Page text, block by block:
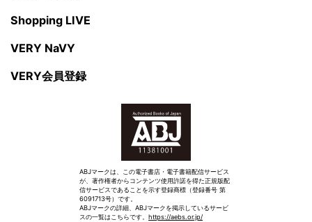
Shopping LIVE
VERY NaVY
VERY会員登録
ABJマークは、この電子書店・電子書籍配信サービス
が、著作権者からコンテンツ使用許諾を得た正規版配
信サービスであることを示す登録商標（登録番号 第
6091713号）です。
ABJマークの詳細、ABJマークを掲示しているサービ
スの一覧はこちらです。 https://aebs.or.jp/